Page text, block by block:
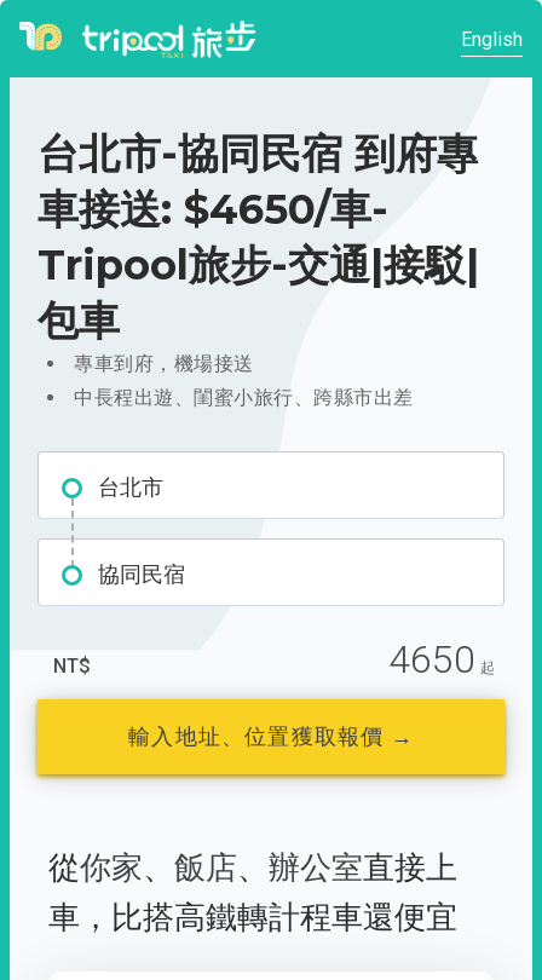
English
台北市-協同民宿 到府專
車接送: $4650/車-
Tripool旅步-交通|接駁|
包車
專車到府，機場接送
中長程出遊、閨蜜小旅行、跨縣市出差
台北市
協同民宿
NT$ 4650 起
輸入地址、位置獲取報價 →
從你家、 飯店、 辦公室直接上
車， 比搭高鐵轉計程車還便宜